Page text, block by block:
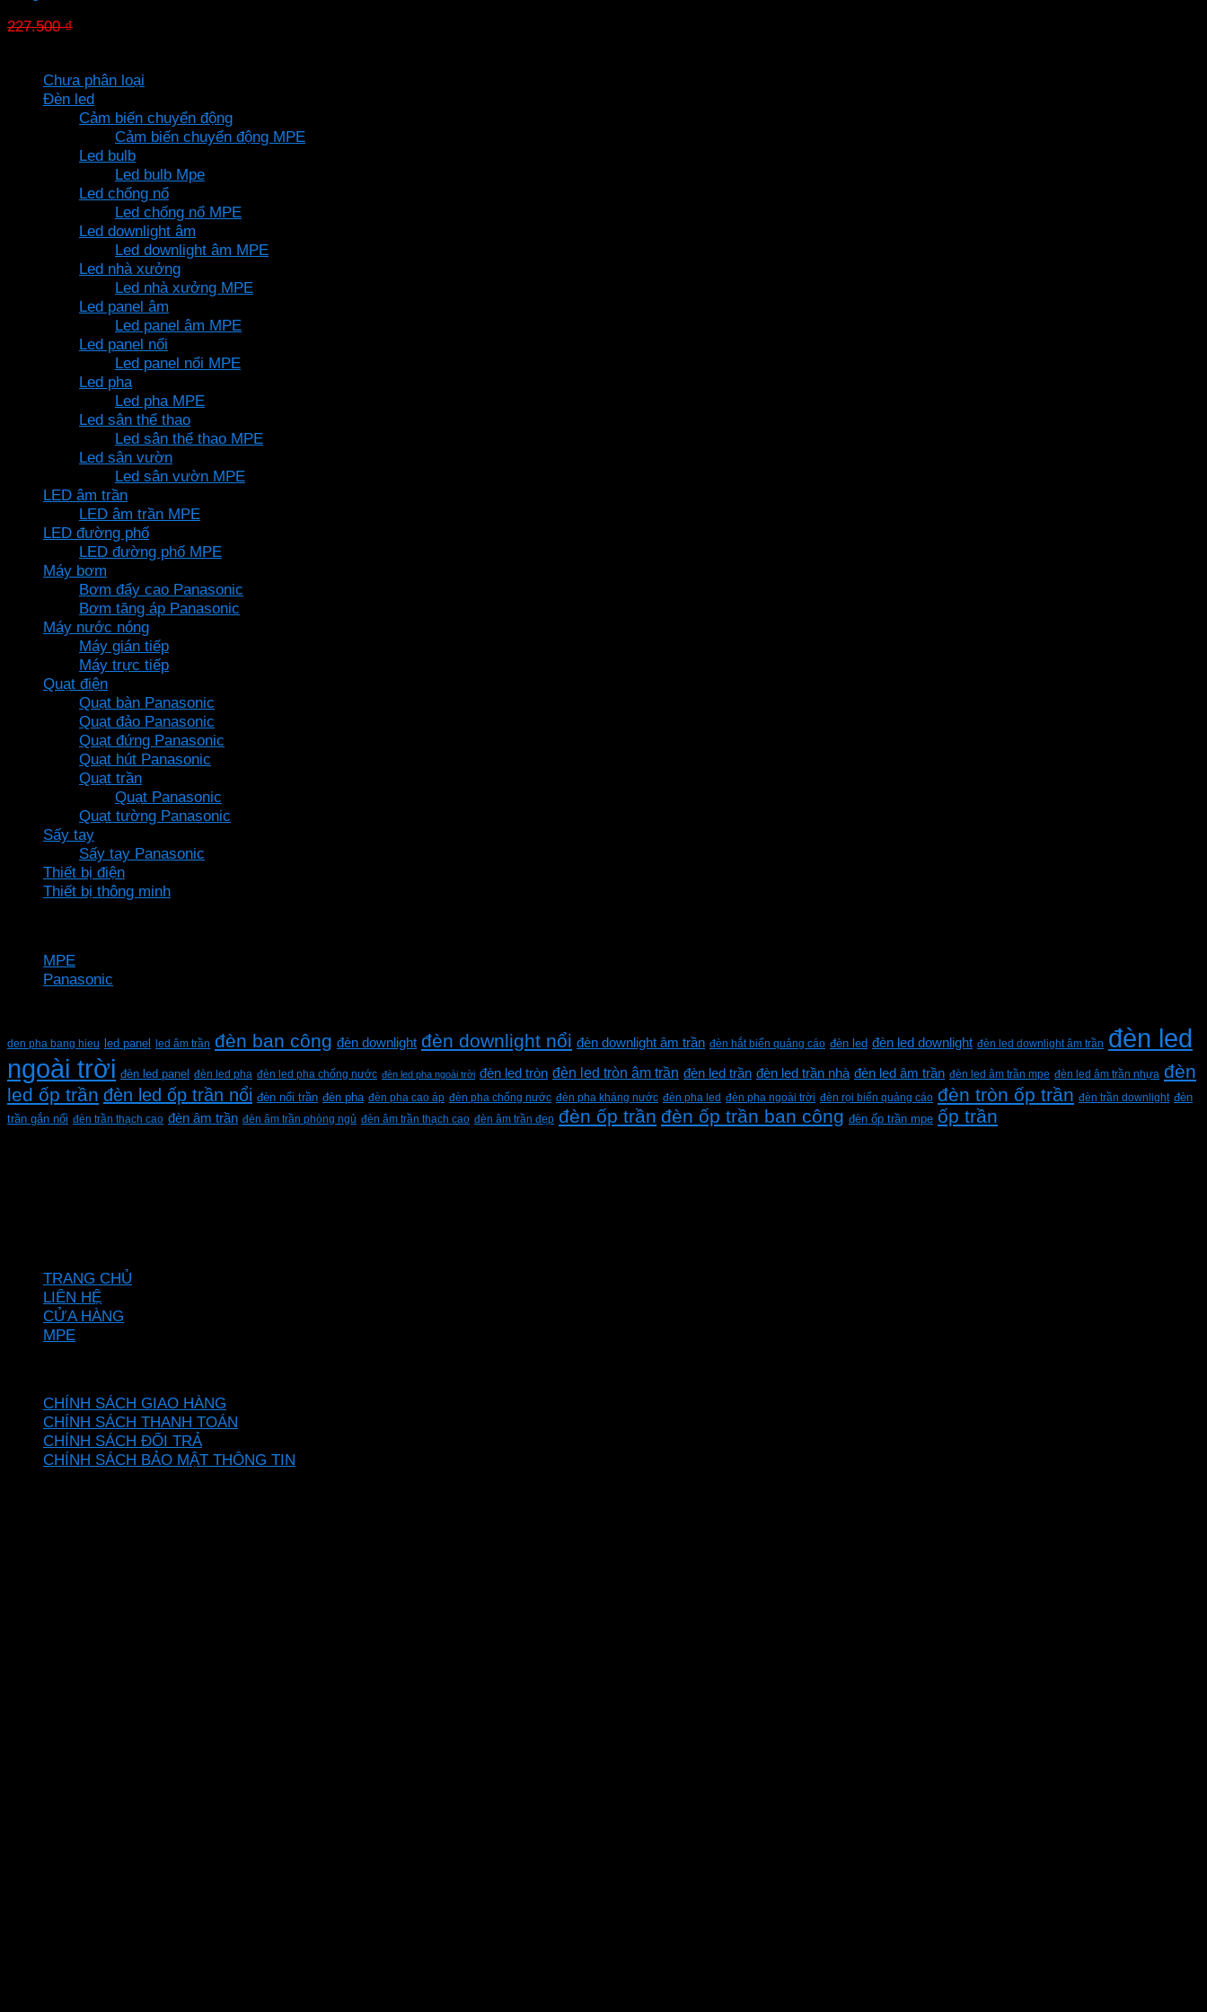
227.500₫
227.500 ₫.là:
Chưa phân loại
Đèn led
Cảm biến chuyển động
Cảm biến chuyển động MPE
Led bulb
Led bulb Mpe
Led chống nổ
Led chống nổ MPE
Led downlight âm
Led downlight âm MPE
Led nhà xưởng
Led nhà xưởng MPE
Led panel âm
Led panel âm MPE
Led panel nổi
Led panel nổi MPE
Led pha
Led pha MPE
Led sân thể thao
Led sân thể thao MPE
Led sân vườn
Led sân vườn MPE
LED âm trần
LED âm trần MPE
LED đường phố
LED đường phố MPE
Máy bơm
Bơm đẩy cao Panasonic
Bơm tăng áp Panasonic
Máy nước nóng
Máy gián tiếp
Máy trực tiếp
Quạt điện
Quạt bàn Panasonic
Quạt đảo Panasonic
Quạt đứng Panasonic
Quạt hút Panasonic
Quạt trần
Quạt Panasonic
Quạt tường Panasonic
Sấy tay
Sấy tay Panasonic
Thiết bị điện
Thiết bị thông minh
MPE
Panasonic
den pha bang hieu led panel led âm trần đèn ban công đèn downlight đèn downlight nổi đèn downlight âm trần đèn hắt biển quảng cáo đèn led đèn led downlight đèn led downlight âm trần đèn led
ngoài trời đèn led panel đèn led pha đèn led pha chống nước đèn led pha ngoài trời đèn led tròn đèn led tròn âm trần đèn led trần đèn led trần nhà đèn led âm trần đèn led âm trần mpe đèn led âm trần nhựa đèn
led ốp trần đèn led ốp trần nổi đèn nổi trần đèn pha đèn pha cao áp đèn pha chống nước đèn pha kháng nước đèn pha led đèn pha ngoài trời đèn rọi biển quảng cáo đèn tròn ốp trần đèn trần downlight đèn
trần gắn nổi đèn trần thạch cao đèn âm trần đèn âm trần phòng ngủ đèn âm trần thạch cao đèn âm trần đẹp đèn ốp trần đèn ốp trần ban công đèn ốp trần mpe ốp trần
TRANG CHỦ
LIÊN HỆ
CỬA HÀNG
MPE
CHÍNH SÁCH GIAO HÀNG
CHÍNH SÁCH THANH TOÁN
CHÍNH SÁCH ĐỔI TRẢ
CHÍNH SÁCH BẢO MẬT THÔNG TIN